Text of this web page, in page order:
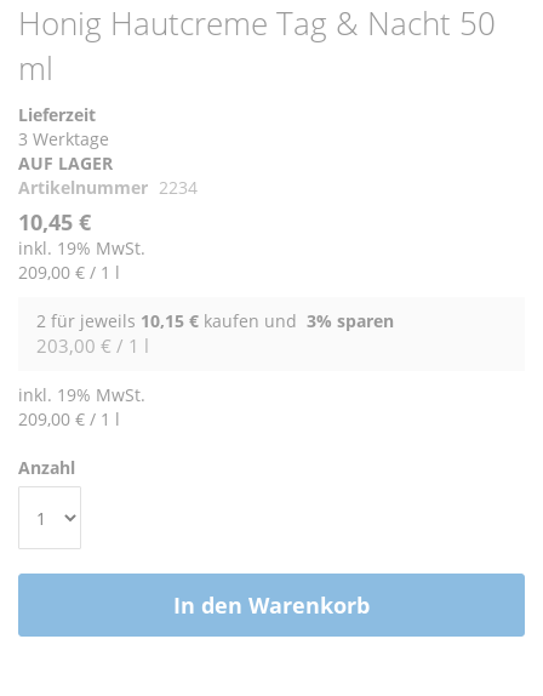
Honig Hautcreme Tag & Nacht 50
ml
Lieferzeit
3 Werktage
AUF LAGER
Artikelnummer 2234
10,45 €
inkl. 19% MwSt.
209,00 € / 1 l
2 für jeweils 10,15 € kaufen und 3% sparen
203,00 € / 1 l
inkl. 19% MwSt.
209,00 € / 1 l
Anzahl
In den Warenkorb